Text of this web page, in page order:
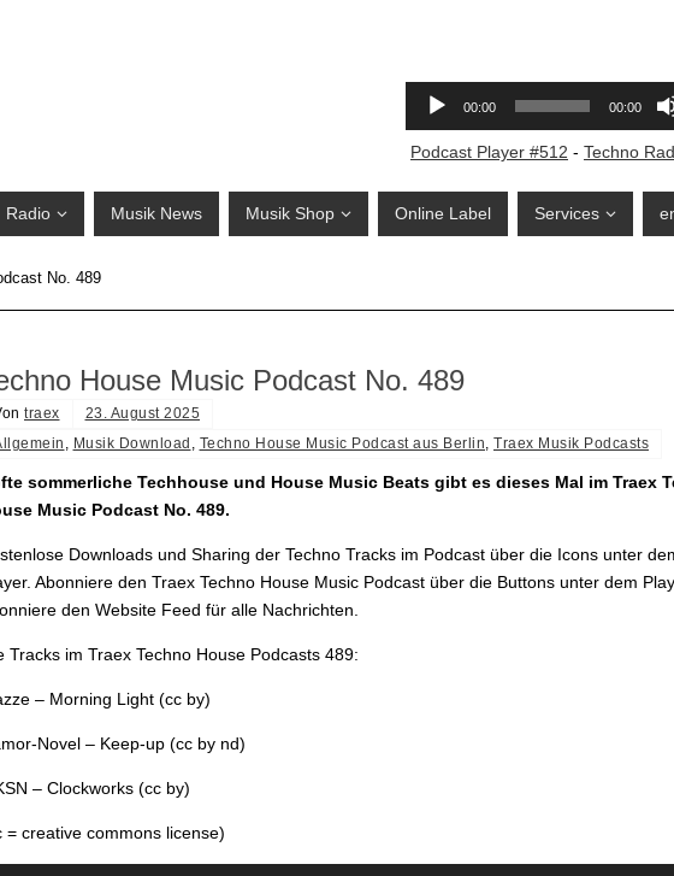
Podcast Player #512 - Techno
Radio Musik News Musik Shop Online Label Services
No. 489
House Music Podcast No. 489
traex
23. August 2025
, Musik Download , Techno House Music Podcast aus Berlin, Traex Musik Podcasts
sommerliche Techhouse und House Music Beats gibt es dieses Mal im Traex
Music Podcast No. 489.
Downloads und Sharing der Techno Tracks im Podcast über die Icons unter
Abonniere den Traex Techno House Music Podcast über die Buttons unter dem
den Website Feed für alle Nachrichten.
Tracks im Traex Techno House Podcasts 489:
– Morning Light (cc by)
Novel – Keep-up (cc by nd)
– Clockworks (cc by)
= creative commons license)